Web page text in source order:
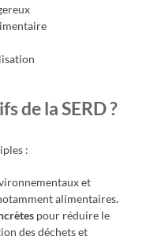
de la SERD ?
:
et
alimentaires.
pour réduire le
des déchets et